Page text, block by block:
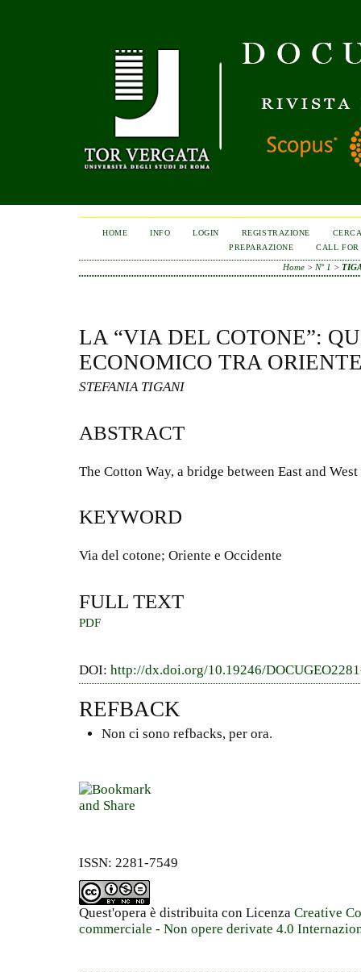
HOME INFO LOGIN REGISTRAZIONE
PREPARAZIONE
CALL FOR
Home > N° 1 >
LA “VIA DEL COTONE”:
ECONOMICO TRA
STEFANIA TIGANI
ABSTRACT
The Cotton Way, a bridge between East and West
KEYWORD
Via del cotone; Oriente e Occidente
FULL TEXT
PDF
DOI: http://dx.doi.org/10.19246/
REFBACK
Non ci sono refbacks, per ora.
ISSN: 2281-7549
Quest'opera è distribuita con Licenza Creative
commerciale - Non opere derivate 4.0